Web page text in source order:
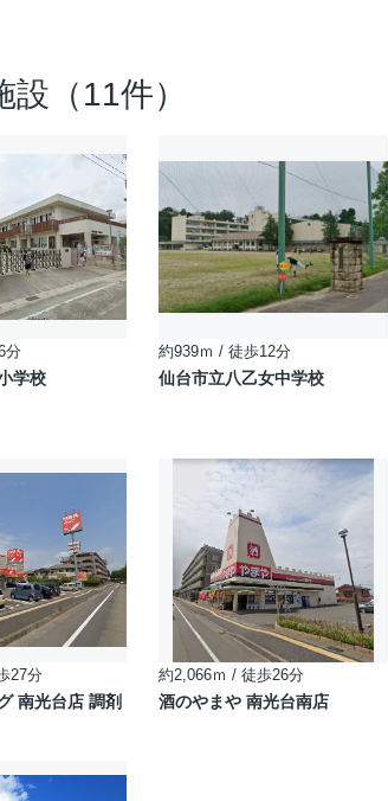
設（11件）
分
学校
約939ｍ / 徒歩12分
仙台市立八乙女中学校
27分
南光台店 調剤
約2,066ｍ / 徒歩26分
酒のやまや 南光台南店